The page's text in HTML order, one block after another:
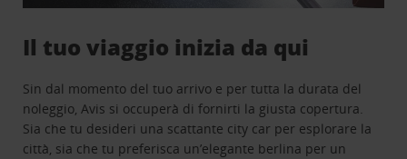
Il tuo viaggio inizia da qui
Sin dal momento del tuo arrivo e per tutta la durata del
noleggio, Avis si occuperà di fornirti la giusta copertura.
Sia che tu desideri una scattante city car per esplorare la
città, sia che tu preferisca un’elegante berlina per un